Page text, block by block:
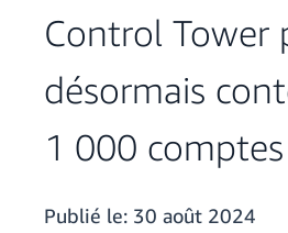
Control Tower
désormais
1 000 comptes
Publié le: 30 août 2024